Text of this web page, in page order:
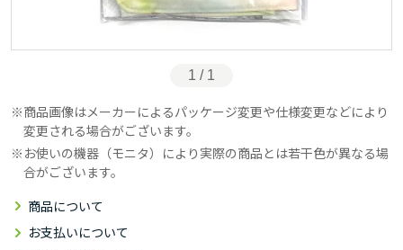
1 / 1
商品画像はメーカーによるパッケージ変更や仕様変更などにより
変更される場合がございます。
お使いの機器（モニタ）により実際の商品とは若干色が異なる場
合がございます。
商品について
お支払いについて